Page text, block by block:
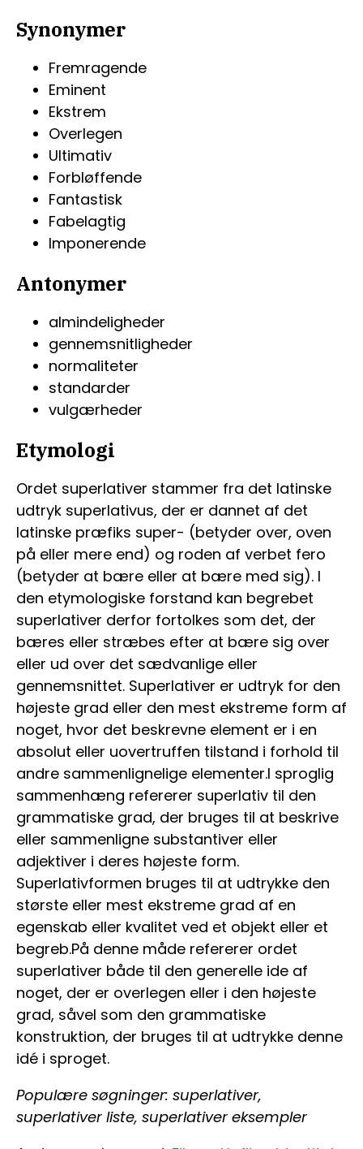
Synonymer
Fremragende
Eminent
Ekstrem
Overlegen
Ultimativ
Forbløffende
Fantastisk
Fabelagtig
Imponerende
Antonymer
almindeligheder
gennemsnitligheder
normaliteter
standarder
vulgærheder
Etymologi
Ordet superlativer stammer fra det latinske
udtryk superlativus, der er dannet af det
latinske præfiks super- (betyder over, oven
på eller mere end) og roden af verbet fero
(betyder at bære eller at bære med sig). I
den etymologiske forstand kan begrebet
superlativer derfor fortolkes som det, der
bæres eller stræbes efter at bære sig over
eller ud over det sædvanlige eller
gennemsnittet. Superlativer er udtryk for den
højeste grad eller den mest ekstreme form af
noget, hvor det beskrevne element er i en
absolut eller uovertruffen tilstand i forhold til
andre sammenlignelige elementer.I sproglig
sammenhæng refererer superlativ til den
grammatiske grad, der bruges til at beskrive
eller sammenligne substantiver eller
adjektiver i deres højeste form.
Superlativformen bruges til at udtrykke den
største eller mest ekstreme grad af en
egenskab eller kvalitet ved et objekt eller et
begreb.På denne måde refererer ordet
superlativer både til den generelle ide af
noget, der er overlegen eller i den højeste
grad, såvel som den grammatiske
konstruktion, der bruges til at udtrykke denne
idé i sproget.
Populære søgninger: superlativer,
superlativer liste, superlativer eksempler